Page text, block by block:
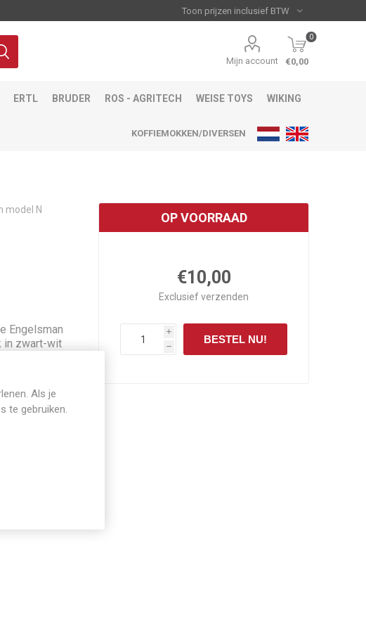
Mijn account
0
€0,00
ERTL BRUDER ROS - AGRITECH WEISE TOYS WIKING
KOFFIEMOKKEN/DIVERSEN
model N
Engelsman
in zwart-wit
OP VOORRAAD
€10,00
Exclusiefverzenden
i
h
BESTEL NU!
Als je
te gebruiken.